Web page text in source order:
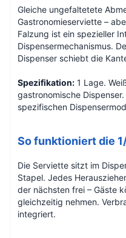
Gleiche ungefaltetete
Gastronomieserviette –
Falzung ist ein spezieller
Dispensermechanismus.
Dispenser schiebt die
Spezifikation: 1 Lage.
gastronomische
spezifischen
So funktioniert die
Die Serviette sitzt im
Stapel. Jedes
der nächsten frei – Gäste
gleichzeitig nehmen.
integriert.